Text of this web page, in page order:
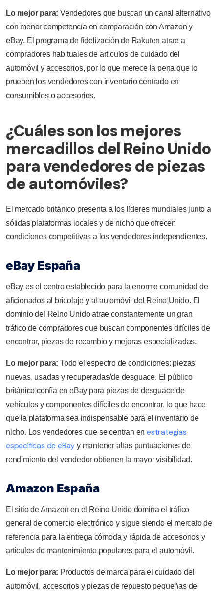
Lo mejor para: Vendedores que buscan un canal alternativo
con menor competencia en comparación con Amazon y
eBay. El programa de fidelización de Rakuten atrae a
compradores habituales de artículos de cuidado del
automóvil y accesorios, por lo que merece la pena que lo
prueben los vendedores con inventario centrado en
consumibles o accesorios.
¿Cuáles son los mejores
mercadillos del Reino Unido
para vendedores de piezas
de automóviles?
El mercado británico presenta a los líderes mundiales junto a
sólidas plataformas locales y de nicho que ofrecen
condiciones competitivas a los vendedores independientes.
eBay España
eBay es el centro establecido para la enorme comunidad de
aficionados al bricolaje y al automóvil del Reino Unido. El
dominio del Reino Unido atrae constantemente un gran
tráfico de compradores que buscan componentes difíciles de
encontrar, piezas de recambio y mejoras especializadas.
Lo mejor para: Todo el espectro de condiciones: piezas
nuevas, usadas y recuperadas/de desguace. El público
británico confía en eBay para piezas de desguace de
vehículos y componentes difíciles de encontrar, lo que hace
que la plataforma sea indispensable para el inventario de
nicho. Los vendedores que se centran enestrategias
específicas de eBay y mantener altas puntuaciones de
rendimiento del vendedor obtienen la mayor visibilidad.
Amazon España
El sitio de Amazon en el Reino Unido domina el tráfico
general de comercio electrónico y sigue siendo el mercato de
referencia para la entrega cómoda y rápida de accesorios y
artículos de mantenimiento populares para el automóvil.
Lo mejor para: Productos de marca para el cuidado del
automóvil, accesorios y piezas de repuesto pequeñas de